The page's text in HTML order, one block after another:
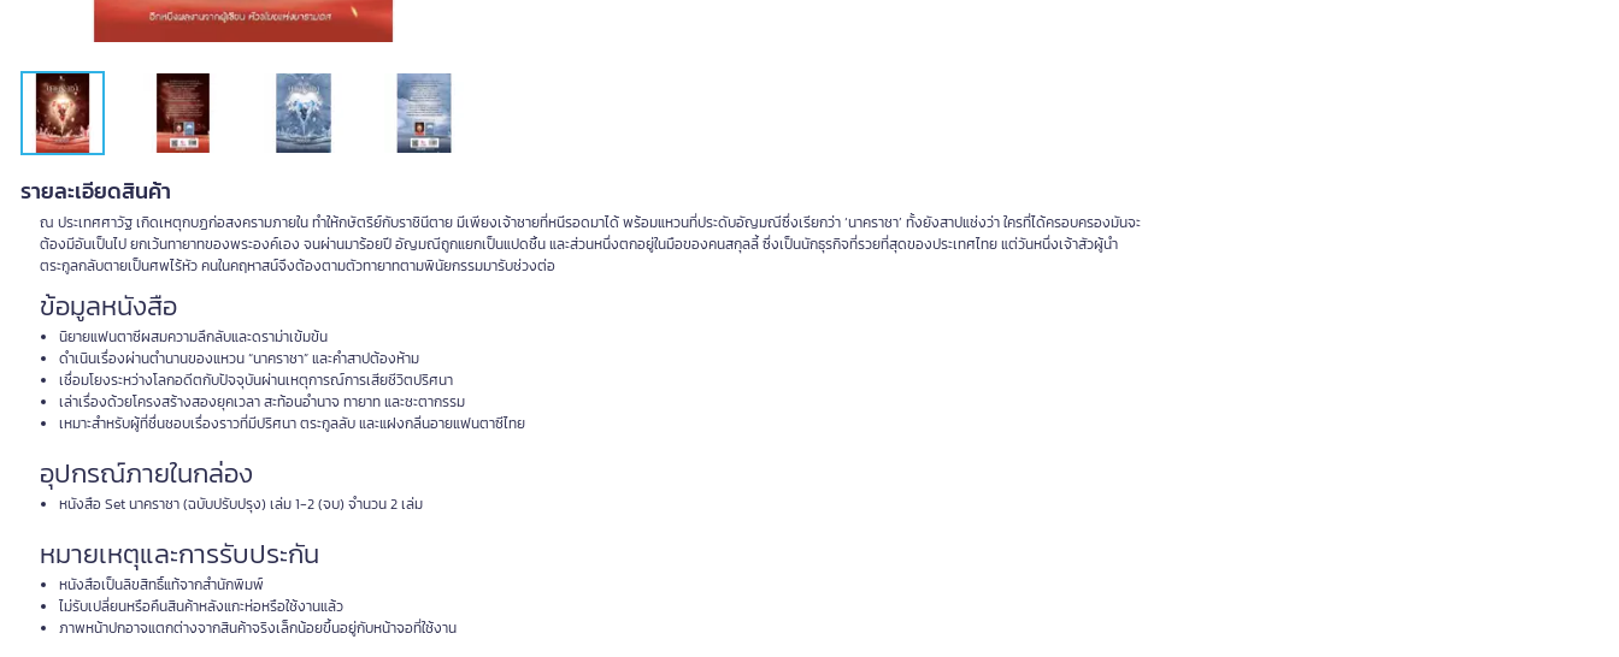
รายละเอียดสินค้า
ณ ประเทศศาวัฐ เกิดเหตุกบฏก่อสงครามภายใน ทำให้กษัตริย์กับราชินีตาย มีเพียงเจ้าชายที่หนีรอดมาได้ พร้อมแหวนที่ประดับอัญมณีซึ่งเรียกว่า ‘นาคราชา’ ทั้งยังสาปแช่งว่า ใครที่ได้ครอบครองมันจะ
ต้องมีอันเป็นไป ยกเว้นทายาทของพระองค์เอง จนผ่านมาร้อยปี อัญมณีถูกแยกเป็นแปดชิ้น และส่วนหนึ่งตกอยู่ในมือของคนสกุลลี้ ซึ่งเป็นนักธุรกิจที่รวยที่สุดของประเทศไทย แต่วันหนึ่งเจ้าสัวผู้นำ
ตระกูลกลับตายเป็นศพไร้หัว คนในคฤหาสน์จึงต้องตามตัวทายาทตามพินัยกรรมมารับช่วงต่อ
ข้อมูลหนังสือ
นิยายแฟนตาซีผสมความลึกลับและดราม่าเข้มข้น
ดำเนินเรื่องผ่านตำนานของแหวน “นาคราชา” และคำสาปต้องห้าม
เชื่อมโยงระหว่างโลกอดีตกับปัจจุบันผ่านเหตุการณ์การเสียชีวิตปริศนา
เล่าเรื่องด้วยโครงสร้างสองยุคเวลา สะท้อนอำนาจ ทายาท และชะตากรรม
เหมาะสำหรับผู้ที่ชื่นชอบเรื่องราวที่มีปริศนา ตระกูลลับ และแฝงกลิ่นอายแฟนตาซีไทย
อุปกรณ์ภายในกล่อง
หนังสือ Set นาคราชา (ฉบับปรับปรุง) เล่ม 1-2 (จบ) จำนวน 2 เล่ม
หมายเหตุและการรับประกัน
หนังสือเป็นลิขสิทธิ์แท้จากสำนักพิมพ์
ไม่รับเปลี่ยนหรือคืนสินค้าหลังแกะห่อหรือใช้งานแล้ว
ภาพหน้าปกอาจแตกต่างจากสินค้าจริงเล็กน้อยขึ้นอยู่กับหน้าจอที่ใช้งาน